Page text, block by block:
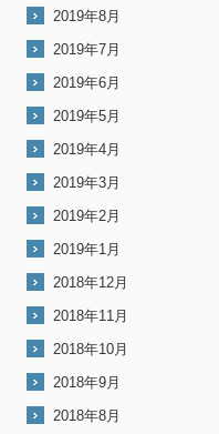
2019年8月
2019年7月
2019年6月
2019年5月
2019年4月
2019年3月
2019年2月
2019年1月
2018年12月
2018年11月
2018年10月
2018年9月
2018年8月